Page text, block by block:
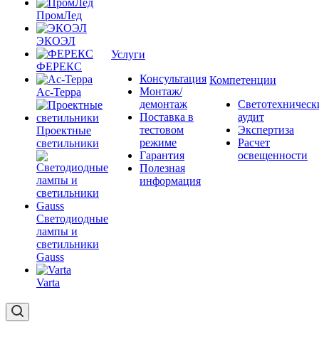
ПромЛед
ЭКОЭЛ
ФЕРЕКС
Ас-Терра
Проектные
светильники
Светодиодные
лампы и
светильники
Gauss
Varta
Услуги
Консультация
Монтаж/
демонтаж
Поставка в
тестовом
режиме
Гарантия
Полезная
информация
Компетенции
аудит
Экспертиза
Расчет
освещенности